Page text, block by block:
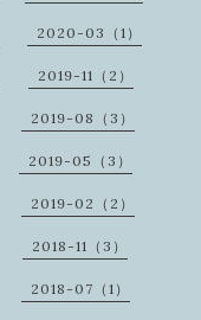
2020-03（1）
2019-11（2）
2019-08（3）
2019-05（3）
2019-02（2）
2018-11（3）
2018-07（1）